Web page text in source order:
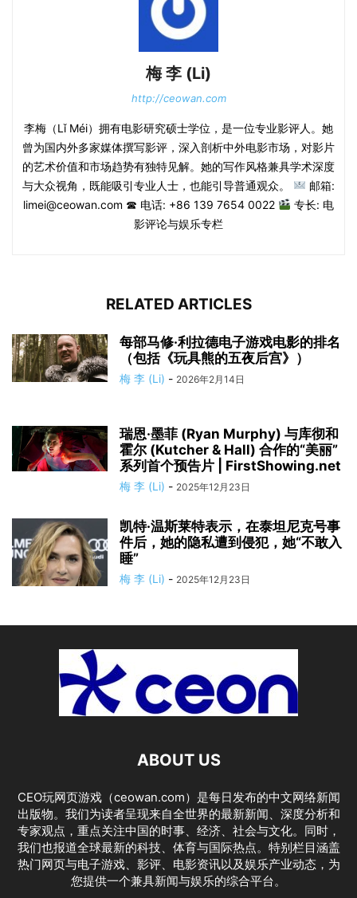
梅 李 (Li)
http://ceowan.com
李梅（Lǐ Méi）拥有电影研究硕士学位，是一位专业影评人。她
曾为国内外多家媒体撰写影评，深入剖析中外电影市场，对影片
的艺术价值和市场趋势有独特见解。她的写作风格兼具学术深度
与大众视角，既能吸引专业人士，也能引导普通观众。
邮箱:
limei@ceowan.com ☎ 电话: +86 139 7654 0022
专长: 电
影评论与娱乐专栏
RELATED ARTICLES
每部马修·利拉德电子游戏电影的排名
（包括《玩具熊的五夜后宫》）
梅 李 (Li) - 2026年2月14日
瑞恩·墨菲 (Ryan Murphy) 与库彻和
霍尔 (Kutcher & Hall) 合作的“美丽”
系列首个预告片 | FirstShowing.net
梅 李 (Li) - 2025年12月23日
凯特·温斯莱特表示，在泰坦尼克号事
件后，她的隐私遭到侵犯，她“不敢入
睡”
梅 李 (Li) - 2025年12月23日
ABOUT US
CEO玩网页游戏（ceowan.com）是每日发布的中文网络新闻
出版物。我们为读者呈现来自全世界的最新新闻、深度分析和
专家观点，重点关注中国的时事、经济、社会与文化。同时，
我们也报道全球最新的科技、体育与国际热点。特别栏目涵盖
热门网页与电子游戏、影评、电影资讯以及娱乐产业动态，为
您提供一个兼具新闻与娱乐的综合平台。